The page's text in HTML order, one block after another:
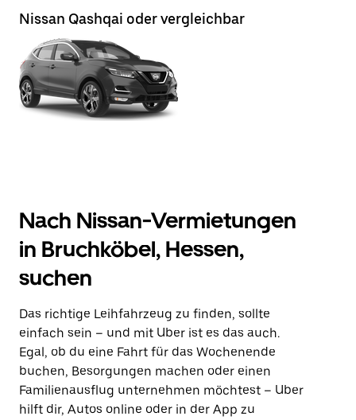
Nissan Qashqai oder vergleichbar
Nach Nissan-Vermietungen
in Bruchköbel, Hessen,
suchen
Das richtige Leihfahrzeug zu finden, sollte
einfach sein – und mit Uber ist es das auch.
Egal, ob du eine Fahrt für das Wochenende
buchen, Besorgungen machen oder einen
Familienausflug unternehmen möchtest – Uber
hilft dir, Autos online oder in der App zu